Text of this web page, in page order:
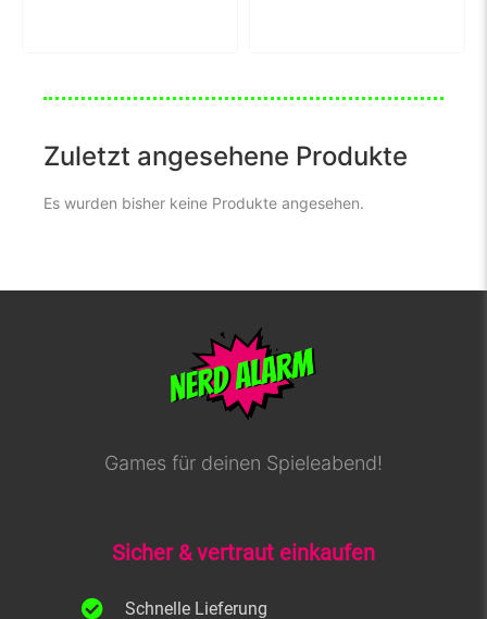
Zuletzt angesehene Produkte
Es wurden bisher keine Produkte angesehen.
Games für deinen Spieleabend!
Sicher & vertraut einkaufen
Schnelle Lieferung